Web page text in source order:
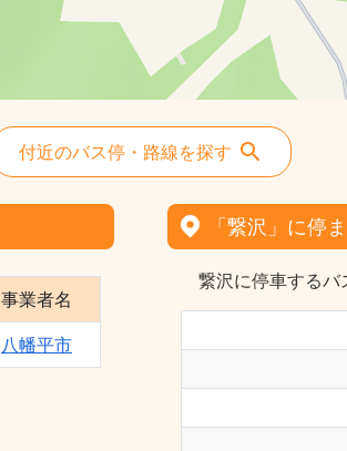
付近のバス停・路線を探す
事業者名
八幡平市
「繋沢」に停
繋沢に停車するバ